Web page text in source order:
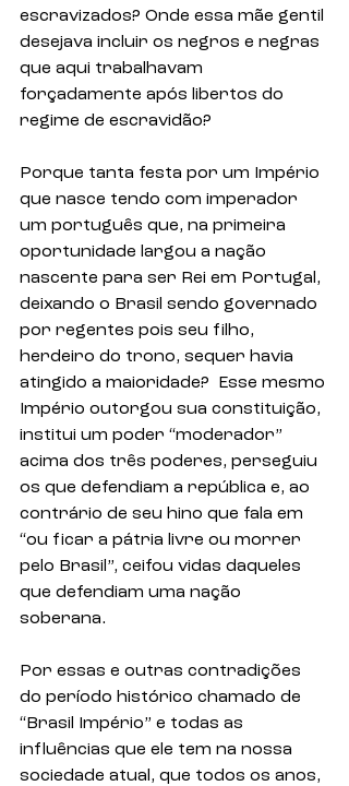
escravizados? Onde essa mãe gentil
desejava incluir os negros e negras
que aqui trabalhavam
forçadamente após libertos do
regime de escravidão?
Porque tanta festa por um Império
que nasce tendo com imperador
um português que, na primeira
oportunidade largou a nação
nascente para ser Rei em Portugal,
deixando o Brasil sendo governado
por regentes pois seu filho,
herdeiro do trono, sequer havia
atingido a maioridade?  Esse mesmo
Império outorgou sua constituição,
institui um poder “moderador”
acima dos três poderes, perseguiu
os que defendiam a república e, ao
contrário de seu hino que fala em
“ou ficar a pátria livre ou morrer
pelo Brasil”, ceifou vidas daqueles
que defendiam uma nação
soberana.
Por essas e outras contradições
do período histórico chamado de
“Brasil Império” e todas as
influências que ele tem na nossa
sociedade atual, que todos os anos,